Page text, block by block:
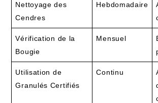
Nettoyage des
Cendres
Hebdomadaire
Vérification de la
Bougie
Mensuel
Utilisation de
Granulés Certifiés
Continu